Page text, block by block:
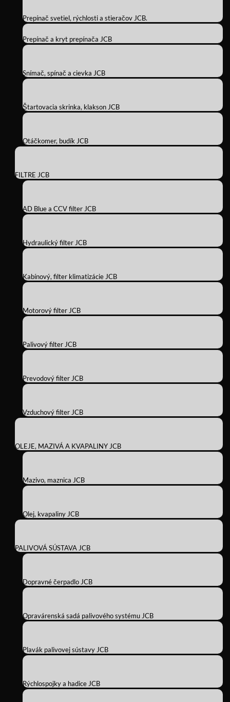
Prepínač svetiel, rýchlosti a stieračov JCB.
Prepínač a kryt prepínača JCB
Snímač, spínač a cievka JCB
Štartovacia skrinka, klakson JCB
Otáčkomer, budík JCB
FILTRE JCB
AD Blue a CCV filter JCB
Hydraulický filter JCB
Kabínový, filter klimatizácie JCB
Motorový filter JCB
Palivový filter JCB
Prevodový filter JCB
Vzduchový filter JCB
OLEJE, MAZIVÁ A KVAPALINY JCB
Mazivo, maznica JCB
Olej, kvapaliny JCB
PALIVOVÁ SÚSTAVA JCB
Dopravné čerpadlo JCB
Opravárenská sadá palivového systému JCB
Plavák palivovej sústavy JCB
Rýchlospojky a hadice JCB